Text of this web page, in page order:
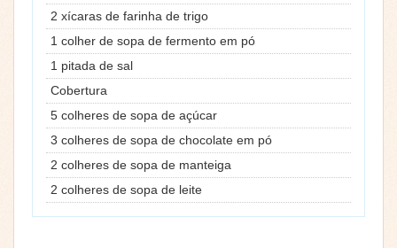
2 xícaras de farinha de trigo
1 colher de sopa de fermento em pó
1 pitada de sal
Cobertura
5 colheres de sopa de açúcar
3 colheres de sopa de chocolate em pó
2 colheres de sopa de manteiga
2 colheres de sopa de leite